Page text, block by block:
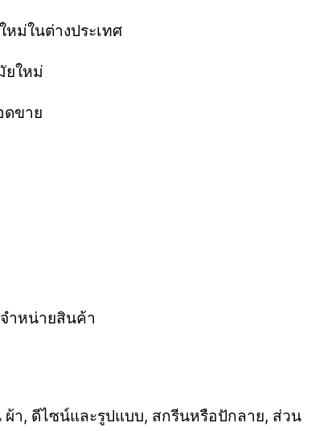
ม่ในต่างประเทศ
ยใหม่
ดขาย
ำหน่ายสินค้า
า, ดีไซน์และรูปแบบ, สกรีนหรือปักลาย, ส่วน